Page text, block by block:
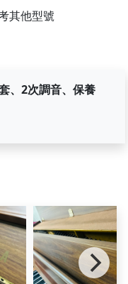
其他型號
、2次調音、保養